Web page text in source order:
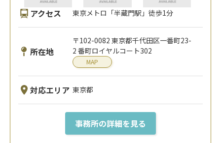
アクセス 東京メトロ「半蔵門駅」徒歩1分
所在地
〒102-0082 東京都千代田区一番町23-
2 番町ロイヤルコート302
MAP
対応エリア 東京都
事務所の詳細を見る